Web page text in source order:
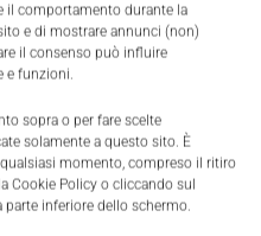
il comportamento durante la
e di mostrare annunci (non)
il consenso può influire
e funzioni.
sopra o per fare scelte
solamente a questo sito. È
momento, compreso il ritiro
Cookie Policy o cliccando sul
inferiore dello schermo.